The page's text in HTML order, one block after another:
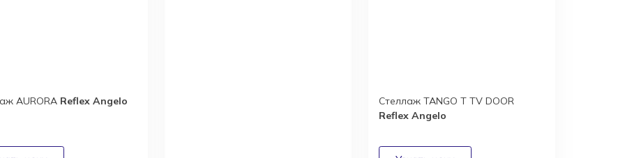
AURORA Reflex Angelo
Стеллаж TANGO T TV DOOR
Reflex Angelo